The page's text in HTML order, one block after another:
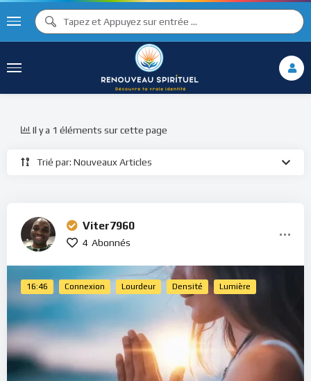
Trié par: Nouveaux Articles
Il y a 1 éléments sur cette page
Viter7960
4 Abonnés
16:46 Connexion Lourdeur Densité Lumière